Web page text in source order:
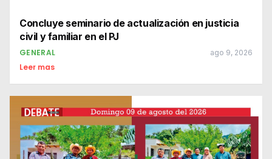
Concluye seminario de actualización en justicia
civil y familiar en el PJ
GENERAL ago 9, 2026
Leer mas